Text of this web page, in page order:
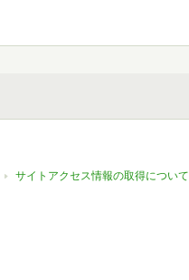
サイトアクセス情報の取得について